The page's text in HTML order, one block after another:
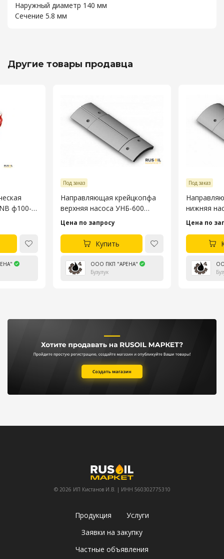
Наружный диаметр 140 мм
Сечение 5.8 мм
Другие товары продавца
ф100-
Под заказ
Направляющая крейцкопфа
верхняя насоса УНБ-600
4045.53.106-4
Цена по запросу
Купить
ООО ПКП "АРЕНА"
Бузулук
Под заказ
нижняя
Цена по
© 2026 ИП Кистанов И.В. | ИНН 560302775310
Продукция
Услуги
Заявки на закупку
Частные объявления